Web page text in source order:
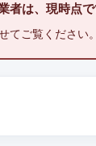
は、現時点で
てご覧ください。